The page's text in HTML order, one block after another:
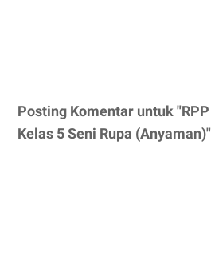
Posting Komentar untuk
Kelas 5 Seni Rupa (Anyaman)"